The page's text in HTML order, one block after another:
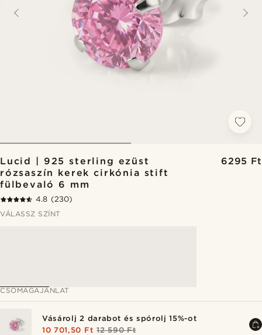
Lucid | 925 sterling ezüst
rózsaszín kerek cirkónia stift
fülbevaló 6 mm
6295 Ft
4.8 (230)
VÁLASSZ SZÍNT
CSOMAGAJÁNLAT
Vásárolj 2 darabot és spórolj 15%-ot
10 701,50 Ft 12 590 Ft